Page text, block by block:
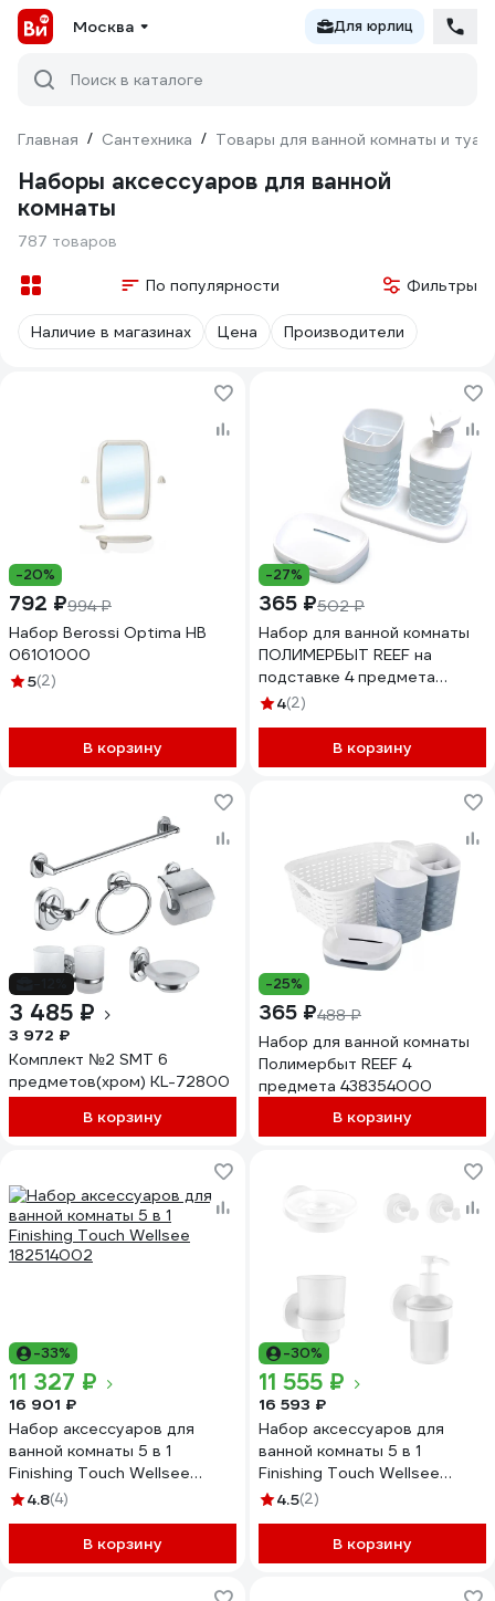
Москва Для юрлиц
Поиск в каталоге
Главная / Сантехника / Товары для ванной комнаты и
Наборы аксессуаров для ванной
комнаты
787 товаров
По популярности Фильтры
Наличие в магазинах Цена Производители
-20%
792 ₽994 ₽
Набор Berossi Optima НВ
06101000
5(2)
В корзину
-27%
365 ₽502 ₽
Набор для ванной комнаты
ПОЛИМЕРБЫТ REEF на
подставке 4 предмета
438353100
4(2)
В корзину
3 485 ₽
3 972 ₽
Комплект №2 SMT 6
предметов(хром) KL-72800
В корзину
-25%
365 ₽488 ₽
Набор для ванной комнаты
Полимербыт REEF 4
предмета 438354000
В корзину
-33%
11 327 ₽
16 901 ₽
Набор аксессуаров для
ванной комнаты 5 в 1
Finishing Touch Wellsee
182514002
4.8(4)
В корзину
-30%
11 555 ₽
16 593 ₽
Набор аксессуаров для
ванной комнаты 5 в 1
Finishing Touch Wellsee
182515002
4.5(2)
В корзину